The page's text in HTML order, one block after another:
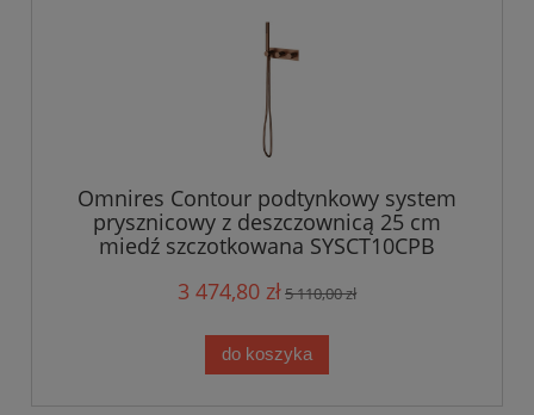
Omnires Contour podtynkowy system
prysznicowy z deszczownicą 25 cm
miedź szczotkowana SYSCT10CPB
3 474,80 zł5 110,00 zł
do koszyka